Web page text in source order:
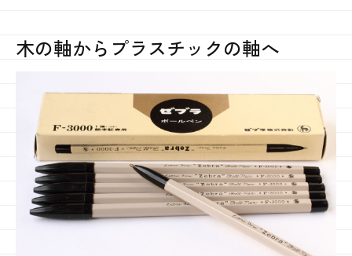
木の軸からプラスチックの軸へ